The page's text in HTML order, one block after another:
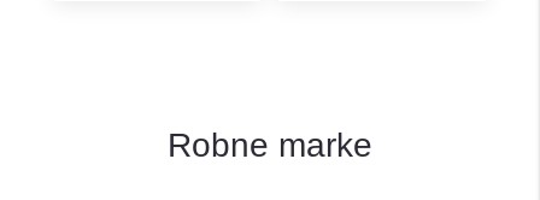
Robne marke